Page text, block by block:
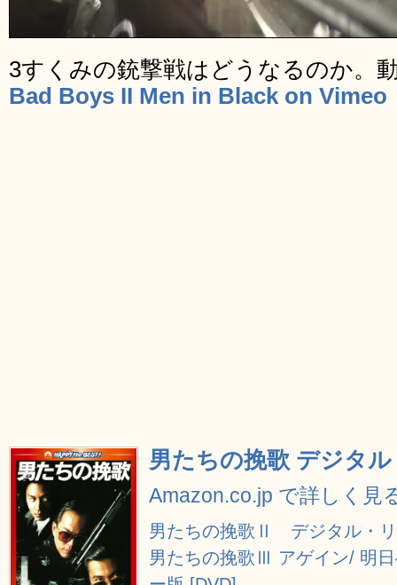
3すくみの銃撃戦はどうなるのか。
Bad Boys II Men in Black on Vimeo
男たちの挽歌 デジタ
Amazon.co.jp で詳しく見
男たちの挽歌Ⅱ デジタル・リ
男たちの挽歌Ⅲ アゲイン/ 明